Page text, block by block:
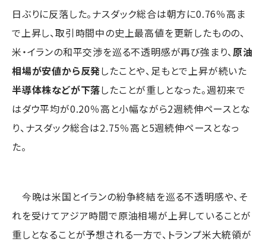
日ぶりに反落した。ナスダック総合は朝方に0.76％高ま
で上昇し、取引時間中の史上最高値を更新したものの、
米・イランの和平交渉を巡る不透明感が再び強まり、 原油
相場が安値から反発したことや、足もとで上昇が続いた
半導体株などが下落したことが重しとなった。週初来で
はダウ平均が0.20％高と小幅ながら2週続伸ペースとな
り、ナスダック総合は2.75％高と5週続伸ペースとなっ
た。
今晩は米国とイランの紛争終結を巡る不透明感や、そ
れを受けてアジア時間で原油相場が上昇していることが
重しとなることが予想される一方で、トランプ米大統領が